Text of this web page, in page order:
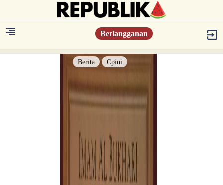
Berlangganan
Berita Opini